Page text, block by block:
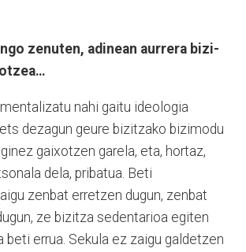
zenuten, adinean aurrera bizi-
nahi gaitu ideologia
dezagun geure bizitzako bizimodu
gaixotzen garela, eta, hortaz,
dela, pribatua. Beti
zenbat erretzen dugun, zenbat
ze bizitza sedentarioa egiten
beti errua. Sekula ez zaigu galdetzen